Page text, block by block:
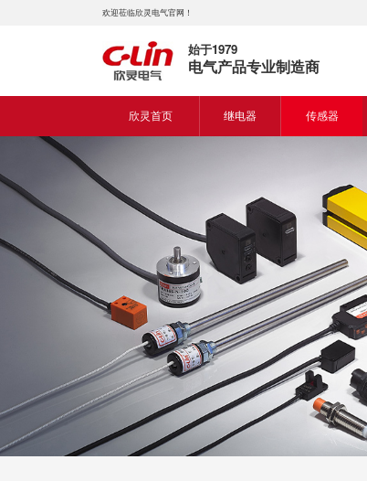
欢迎莅临欣灵电气官网！
始于1979
电气产品专业制造商
欣灵首页 继电器
固体继电器
计数继电器
液位继电器
电磁继电器及插座
时控开关
传感器
光电开关
编码器
热电偶
热电阻
传感器端子台